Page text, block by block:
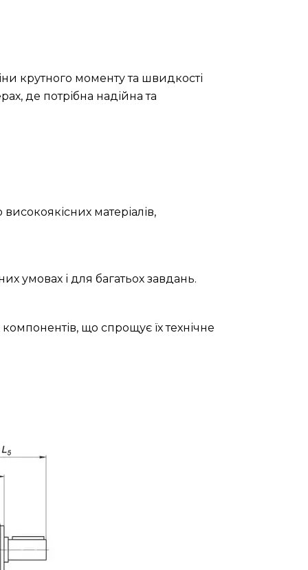
крутного моменту та швидкості
де потрібна надійна та
матеріалів,
умовах і для багатьох завдань.
що спрощує їх технічне